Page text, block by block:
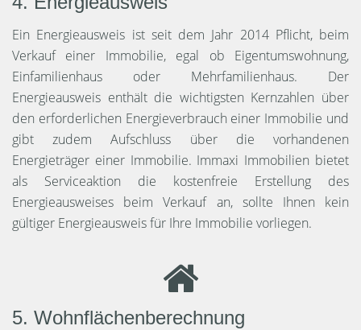
Ein Energieausweis ist seit dem Jahr 2014 Pflicht, beim
Verkauf einer Immobilie, egal ob Eigentumswohnung,
Einfamilienhaus oder Mehrfamilienhaus. Der
Energieausweis enthält die wichtigsten Kernzahlen über
den erforderlichen Energieverbrauch einer Immobilie und
gibt zudem Aufschluss über die vorhandenen
Energieträger einer Immobilie. Immaxi Immobilien bietet
als Serviceaktion die kostenfreie Erstellung des
Energieausweises beim Verkauf an, sollte Ihnen kein
gültiger Energieausweis für Ihre Immobilie vorliegen.
5. Wohnflächenberechnung